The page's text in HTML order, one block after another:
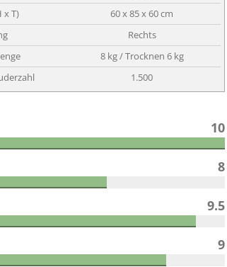
x T)
60 x 85 x 60 cm
Rechts
8 kg / Trocknen 6 kg
1.500
10
8
9.5
9